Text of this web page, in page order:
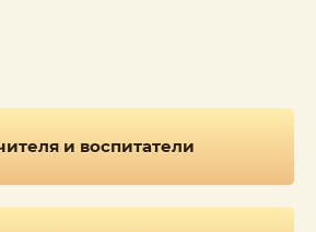
и воспитатели